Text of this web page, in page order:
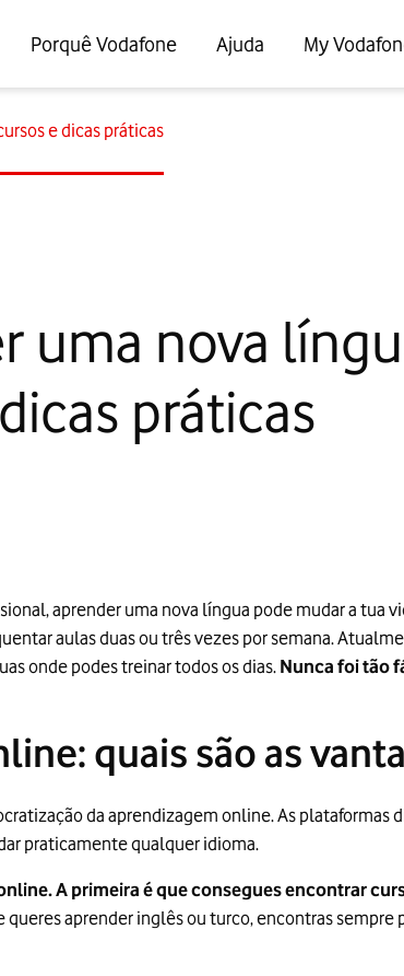
Porquê Vodafone Ajuda My
e dicas práticas
uma nova
práticas
aprender uma nova língua pode mudar a tua
aulas duas ou três vezes por semana.
onde podes treinar todos os dias. Nunca foi tão
quais são as
da aprendizagem online. As plataformas
praticamente qualquer idioma.
A primeira é que consegues encontrar
queres aprender inglês ou turco, encontras sempre